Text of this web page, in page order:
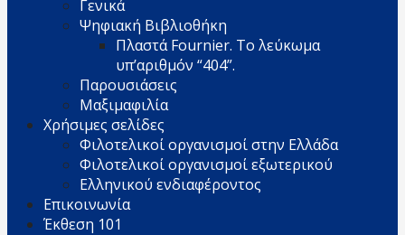
Γενικά
Ψηφιακή Βιβλιοθήκη
Πλαστά Fournier. Το λεύκωμα
υπ’αριθμόν “404”.
Παρουσιάσεις
Μαξιμαφιλία
Χρήσιμες σελίδες
Φιλοτελικοί οργανισμοί στην Ελλάδα
Φιλοτελικοί οργανισμοί εξωτερικού
Ελληνικού ενδιαφέροντος
Επικοινωνία
Έκθεση 101